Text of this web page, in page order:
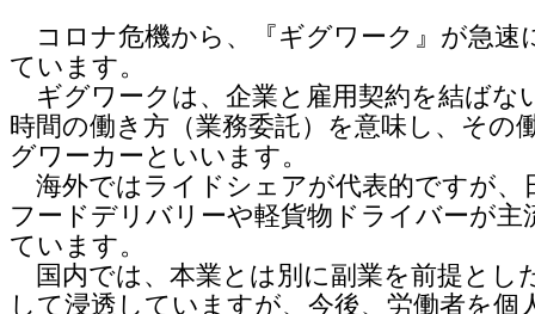
コロナ危機から、『ギグワーク』が急速
ています。
ギグワークは、企業と雇用契約を結ばな
時間の働き方（業務委託）を意味し、その
グワーカーといいます。
海外ではライドシェアが代表的ですが、
フードデリバリーや軽貨物ドライバーが主
ています。
国内では、本業とは別に副業を前提とし
して浸透していますが、今後、労働者を個